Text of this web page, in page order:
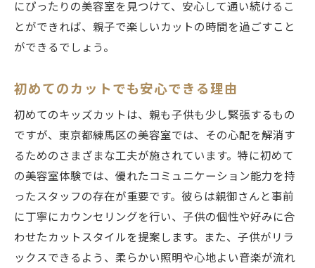
にぴったりの美容室を見つけて、安心して通い続けるこ
とができれば、親子で楽しいカットの時間を過ごすこと
ができるでしょう。
初めてのカットでも安心できる理由
初めてのキッズカットは、親も子供も少し緊張するもの
ですが、東京都練馬区の美容室では、その心配を解消す
るためのさまざまな工夫が施されています。特に初めて
の美容室体験では、優れたコミュニケーション能力を持
ったスタッフの存在が重要です。彼らは親御さんと事前
に丁寧にカウンセリングを行い、子供の個性や好みに合
わせたカットスタイルを提案します。また、子供がリラ
ックスできるよう、柔らかい照明や心地よい音楽が流れ